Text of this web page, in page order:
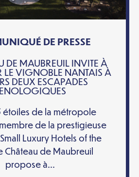
DE PRESSE
DE MAUBREUIL INVITE À
LE VIGNOBLE NANTAIS À
DEUX ESCAPADES
étoiles de la métropole
de la prestigieuse
Luxury Hotels of the
Château de Maubreuil
propose à...